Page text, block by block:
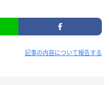
記事の内容について報告する